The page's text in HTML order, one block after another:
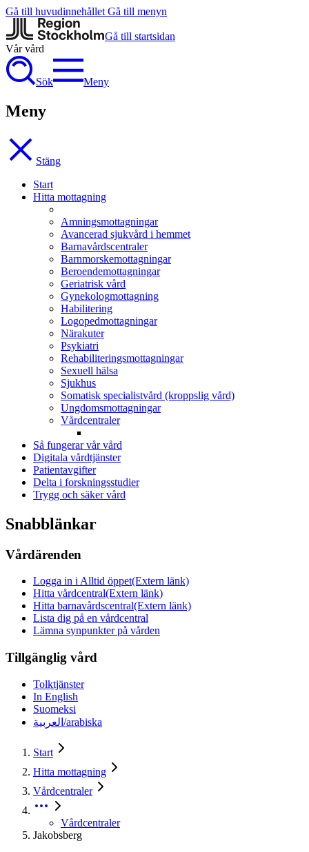
Gå till huvudinnehållet Gå till menyn
Gå till startsidan
Vår vård
Sök Meny
Meny
Stäng
Start
Hitta mottagning
Amningsmottagningar
Avancerad sjukvård i hemmet
Barnavårdscentraler
Barnmorskemottagningar
Beroendemottagningar
Geriatrisk vård
Gynekologmottagning
Habilitering
Logopedmottagningar
Närakuter
Psykiatri
Rehabiliteringsmottagningar
Sexuell hälsa
Sjukhus
Somatisk specialistvård (kroppslig vård)
Ungdomsmottagningar
Vårdcentraler
Så fungerar vår vård
Digitala vårdtjänster
Patientavgifter
Delta i forskningsstudier
Trygg och säker vård
Snabblänkar
Vårdärenden
Logga in i Alltid öppet(Extern länk)
Hitta vårdcentral(Extern länk)
Hitta barnavårdscentral(Extern länk)
Lista dig på en vårdcentral
Lämna synpunkter på vården
Tillgänglig vård
Tolktjänster
In English
Suomeksi
العربية/arabiska
Start
Hitta mottagning
Vårdcentraler
Vårdcentraler
Jakobsberg